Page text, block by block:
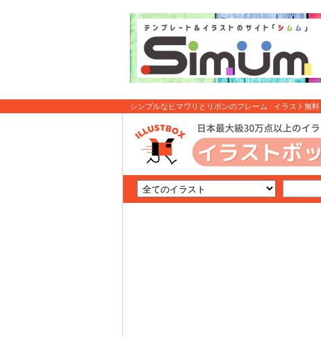
シンプルなヒマワリとリボンのフレーム : イラスト無料